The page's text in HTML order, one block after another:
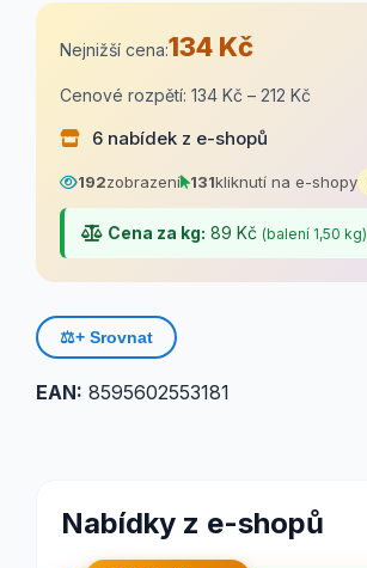
Nejnižší cena:134 Kč
Cenové rozpětí: 134 Kč – 212 Kč
6 nabídek z e-shopů
192zobrazení 131kliknutí na e-shopy
Cena za kg: 89 Kč (balení 1,50 kg)
⚖️+ Srovnat
EAN: 8595602553181
Nabídky z e-shopů